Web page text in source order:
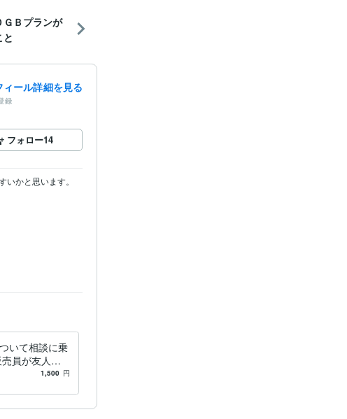
Ｂプランが
と
ィール詳細を見る
録
フォロー14
かと思います。
いて相談に乗
員が友人目
ます。
1,500 円